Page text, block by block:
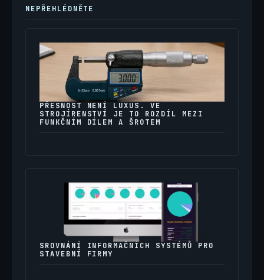
NEPŘEHLÉDNĚTE
PŘESNOST NENÍ LUXUS. VE
STROJÍRENSTVÍ JE TO ROZDÍL MEZI
FUNKČNÍM DÍLEM A ŠROTEM
SROVNÁNÍ INFORMAČNÍCH SYSTÉMŮ PRO
STAVEBNÍ FIRMY